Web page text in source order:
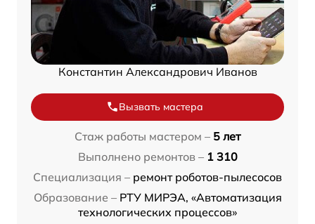
Константин Александрович Иванов
Вызвать мастера
Стаж работы мастером – 5 лет
Выполнено ремонтов – 1 310
Специализация – ремонт роботов-пылесосов
Образование – РТУ МИРЭА, «Автоматизация
технологических процессов»